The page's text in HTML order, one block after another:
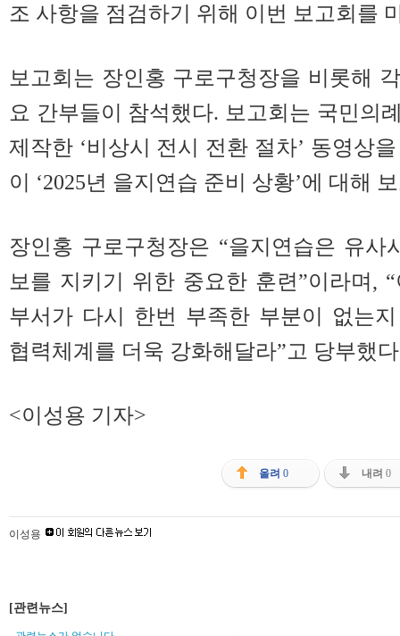
조 사항을 점검하기 위해 이번 보고회를
보고회는 장인홍 구로구청장을 비롯해
요 간부들이 참석했다. 보고회는 국민의
제작한 ‘비상시 전시 전환 절차’ 동영상
이 ‘2025년 을지연습 준비 상황’에 대해
장인홍 구로구청장은 “을지연습은 유
보를 지키기 위한 중요한 훈련”이라며,
부서가 다시 한번 부족한 부분이 없는
협력체계를 더욱 강화해달라”고 당부했
<이성용 기자>
올려 0 내려 0
이성용
[관련뉴스]